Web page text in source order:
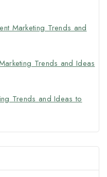
Marketing Trends and
Trends and Ideas
Trends and Ideas to